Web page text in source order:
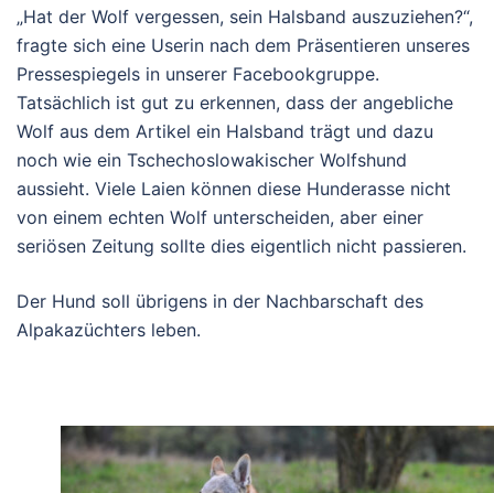
„Hat der Wolf vergessen, sein Halsband auszuziehen?“,
fragte sich eine Userin nach dem Präsentieren unseres
Pressespiegels in unserer Facebookgruppe.
Tatsächlich ist gut zu erkennen, dass der angebliche
Wolf aus dem Artikel ein Halsband trägt und dazu
noch wie ein Tschechoslowakischer Wolfshund
aussieht. Viele Laien können diese Hunderasse nicht
von einem echten Wolf unterscheiden, aber einer
seriösen Zeitung sollte dies eigentlich nicht passieren.
Der Hund soll übrigens in der Nachbarschaft des
Alpakazüchters leben.